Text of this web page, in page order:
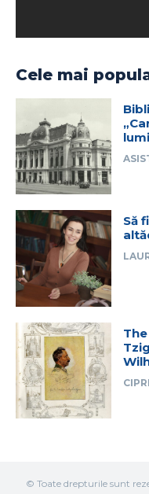
Cele mai
Să
© Toate drepturile sunt